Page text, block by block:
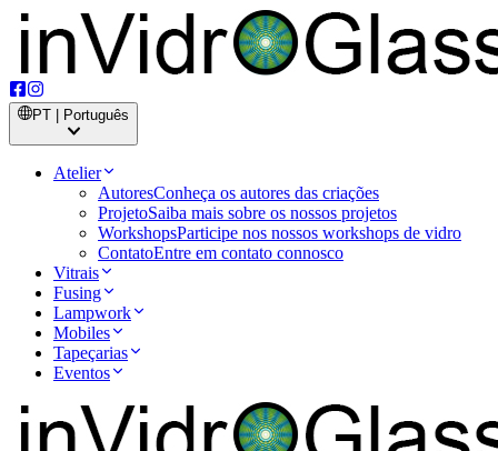
PT | Português
Atelier
AutoresConheça os autores das criações
ProjetoSaiba mais sobre os nossos projetos
WorkshopsParticipe nos nossos workshops de vidro
ContatoEntre em contato connosco
Vitrais
Fusing
Lampwork
Mobiles
Tapeçarias
Eventos